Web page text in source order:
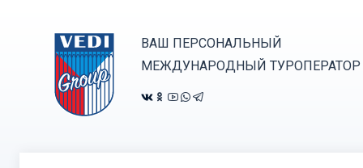
ВАШ ПЕРСОНАЛЬНЫЙ
МЕЖДУНАРОДНЫЙ ТУРОПЕРАТОР